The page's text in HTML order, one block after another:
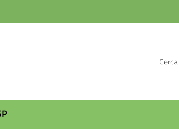
Cerca